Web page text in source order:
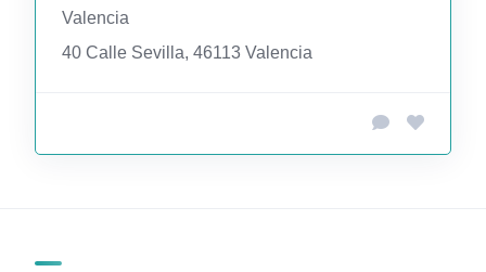
Valencia
40 Calle Sevilla, 46113 Valencia